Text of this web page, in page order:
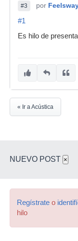
#3 por
#1
Es hilo de
« Ir a Acústica
NUEVO POST ×
Regístrate o
hilo